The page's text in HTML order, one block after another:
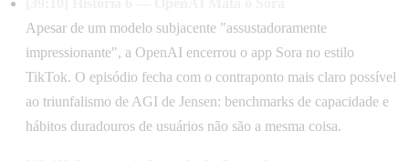
Apesar de um modelo subjacente "assustadoramente
impressionante", a OpenAI encerrou o app Sora no estilo
TikTok. O episódio fecha com o contraponto mais claro possível
ao triunfalismo de AGI de Jensen: benchmarks de capacidade e
hábitos duradouros de usuários não são a mesma coisa.